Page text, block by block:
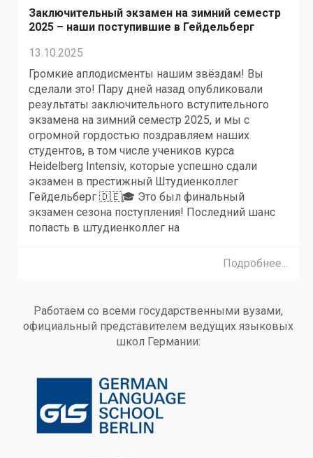
Заключительный экзамен на зимний семестр
2025 – наши поступившие в Гейдельберг
13.10.2025
Громкие аплодисменты нашим звёздам! Вы
сделали это! Пару дней назад опубликовали
результаты заключительного вступительного
экзамена на зимний семестр 2025, и мы с
огромной гордостью поздравляем наших
студентов, в том числе учеников курса
Heidelberg Intensiv, которые успешно сдали
экзамен в престижный Штудиенколлег
Гейдельберг 🇩🇪🎓 Это был финальный
экзамен сезона поступления! Последний шанс
попасть в штудиенколлег на
Подробнее...
Работаем со всеми государственными вузами,
официальный представителем ведущих языковых
школ Германии: